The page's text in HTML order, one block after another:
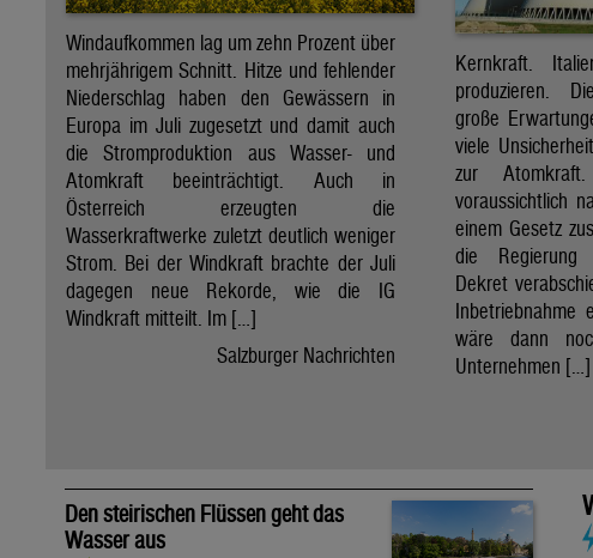
Windaufkommen lag um zehn Prozent über
mehrjährigem Schnitt. Hitze und fehlender
Niederschlag haben den Gewässern in
Europa im Juli zugesetzt und damit auch
die Stromproduktion aus Wasser- und
Atomkraft beeinträchtigt. Auch in
Österreich erzeugten die
Wasserkraftwerke zuletzt deutlich weniger
Strom. Bei der Windkraft brachte der Juli
dagegen neue Rekorde, wie die IG
Windkraft mitteilt. Im […]
Salzburger Nachrichten
Kernkraft.
produzieren.
große
viele
zur
voraussichtlich
einem Gesetz
die Regierung
Dekret
Inbetriebnahme
wäre dann
Unternehmen […]
Den steirischen Flüssen geht das
Wasser aus